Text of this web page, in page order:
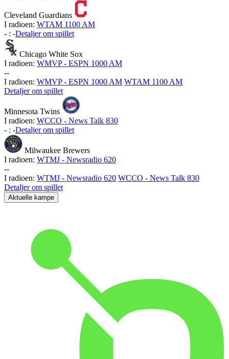
Cleveland Guardians
I radioen: WTAM 1100 AM
- : -Detaljer om spillet
Chicago White Sox
I radioen: WMVP - ESPN 1000 AM
--
I radioen: WMVP - ESPN 1000 AM WTAM 1100 AM
Detaljer om spillet
Minnesota Twins
I radioen: WCCO - News Talk 830
- : -Detaljer om spillet
Milwaukee Brewers
I radioen: WTMJ - Newsradio 620
--
I radioen: WTMJ - Newsradio 620 WCCO - News Talk 830
Detaljer om spillet
Aktuelle kampe